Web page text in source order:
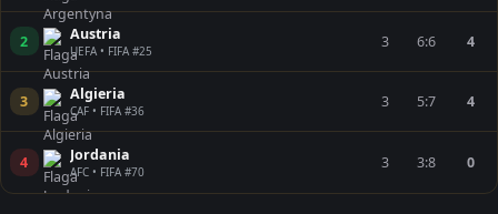
2 Austria
UEFA • FIFA #25 3 6:6 4
3 Algieria
CAF • FIFA #36 3 5:7 4
4 Jordania
AFC • FIFA #70 3 3:8 0